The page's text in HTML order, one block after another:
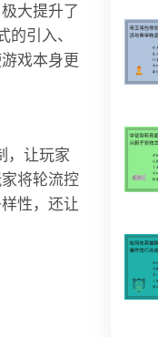
大提升了
引入、
戏本身更
，让玩家
将轮流控
性，还让